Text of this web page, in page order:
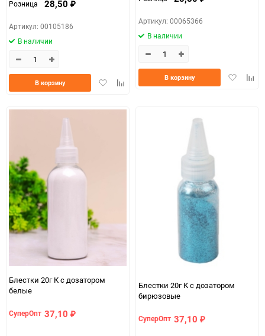
Розница 28,50 ₽
Артикул: 00105186
В наличии
ДобавитьДобавить
В корзину
Артикул: 00065366
В наличии
Добавить
В корзину
Блестки 20г К с дозатором
белые
СуперОпт 37,10 ₽
Блестки 20г К с дозатором
бирюзовые
СуперОпт 37,10 ₽